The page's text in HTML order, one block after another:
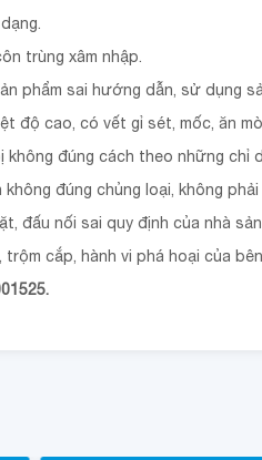
trùng xâm nhập.
phẩm sai hướng dẫn, sử dụng
độ cao, có vết gỉ sét, mốc, ăn
đúng cách theo những chỉ
đúng chủng loại, không
đấu nối sai quy định của nhà
cắp, hành vi phá hoại của